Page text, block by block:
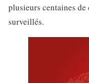
plusieurs centaines de
surveillés.